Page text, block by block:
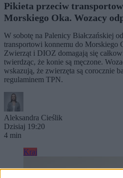
Pikieta przeciw
Morskiego Oka. Wozacy
W sobotę na Palenicy Białczańskiej
transportowi konnemu do Morskiego
Zwierząt i DIOZ domagają się
twierdząc, że konie są męczone.
wskazują, że zwierzęta są corocznie
regulaminem TPN.
Aleksandra Cieślik
Dzisiaj 19:20
4 min
Kraj